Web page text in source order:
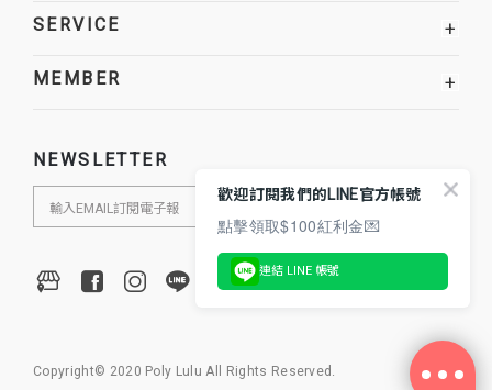
SERVICE +
MEMBER +
NEWSLETTER
Copyright© 2020 Poly Lulu All Rights Reserved.
歡迎訂閱我們的LINE官方帳號
點擊領取$100紅利金💌
連結 LINE 帳號